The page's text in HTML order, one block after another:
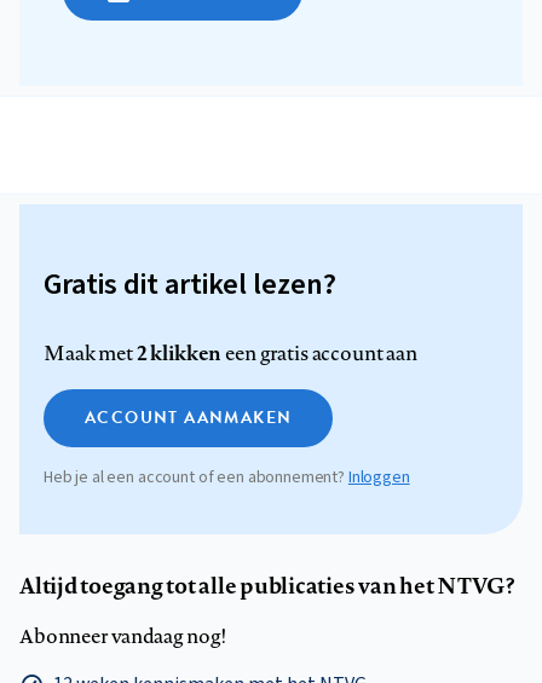
Gratis dit artikel lezen?
Maak met2 klikkeneen gratis account aan
ACCOUNT AANMAKEN
Heb je al een account of een abonnement? Inloggen
Altijd toegang tot alle publicaties van het NTVG?
Abonneer vandaag nog!